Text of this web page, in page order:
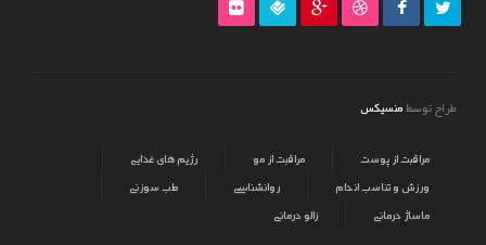
طراح توسط منسیکس
مراقبت از پوست مراقبت از مو
رژیم های غذایی
ورزش و تناسب اندام
روانشناسی
طب سوزنی
ماساژ درمانی
زالو درمانی